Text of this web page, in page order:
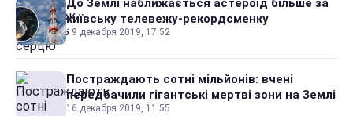
До Землі наближається астероїд більше за
київську телевежу-рекордсменку
19 декабря 2019, 17:52
Постраждають сотні мільйонів: вчені
передбачили гігантські мертві зони на Землі
16 декабря 2019, 11:55